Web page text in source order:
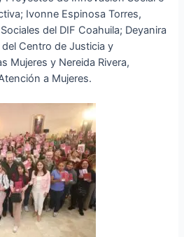
Ivonne Espinosa Torres,
del DIF Coahuila; Deyanira
Centro de Justicia y
Mujeres y Nereida Rivera,
a Mujeres.